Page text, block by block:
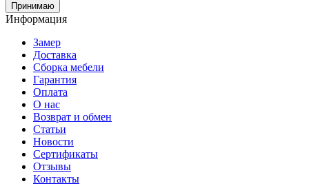
Принимаю
Информация
Замер
Доставка
Сборка мебели
Гарантия
Оплата
О нас
Возврат и обмен
Статьи
Новости
Сертификаты
Отзывы
Контакты